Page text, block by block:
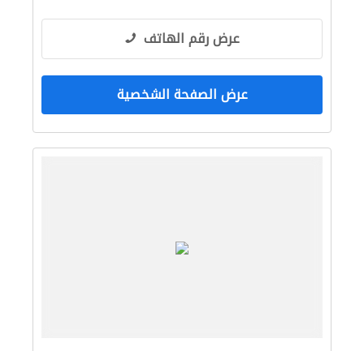
عرض رقم الهاتف
عرض الصفحة الشخصية